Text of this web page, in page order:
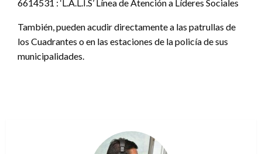
6614531 : ‘L.A.L.I.S’ Línea de Atención a Líderes Sociales
También, pueden acudir directamente a las patrullas de
los Cuadrantes o en las estaciones de la policía de sus
municipalidades.